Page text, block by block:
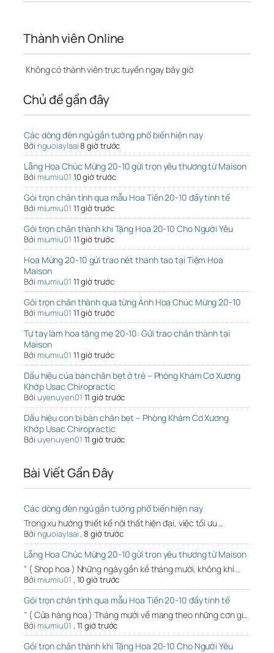
Thành viên Online
Không có thành viên trực tuyến ngay bây giờ
Chủ đề gần đây
Các dòng đèn ngủ gắn tường phổ biến hiện nay
Bởi nguoiaylaai8 giờ trước
Lẵng Hoa Chúc Mừng 20-10 gửi trọn yêu thương từ Maison
Bởi miumiu01 10 giờ trước
Gói trọn chân tình qua mẫu Hoa Tiền 20-10 đầy tinh tế
Bởi miumiu01 11 giờ trước
Gói trọn chân thành khi Tặng Hoa 20-10 Cho Người Yêu
Bởi miumiu01 11 giờ trước
Hoa Mừng 20-10 gửi trao nét thanh tao tại Tiệm Hoa
Maison
Bởi miumiu01 11 giờ trước
Gói trọn chân thành qua từng Ảnh Hoa Chúc Mừng 20-10
Bởi miumiu01 11 giờ trước
Tự tay làm hoa tặng mẹ 20-10: Gửi trao chân thành tại
Maison
Bởi miumiu01 11 giờ trước
Dấu hiệu của bàn chân bẹt ở trẻ – Phòng Khám Cơ Xương
Khớp Usac Chiropractic
Bởi uyenuyen01 11 giờ trước
Dấu hiệu con bị bàn chân bẹt – Phòng Khám Cơ Xương
Khớp Usac Chiropractic
Bởi uyenuyen01 11 giờ trước
Bài Viết Gần Đây
Các dòng đèn ngủ gắn tường phổ biến hiện nay
Trong xu hướng thiết kế nội thất hiện đại, việc tối ưu …
Bởi nguoiaylaai,8 giờ trước
Lẵng Hoa Chúc Mừng 20-10 gửi trọn yêu thương từ Maison
" ( Shop hoa ) Những ngày gần kề tháng mười, không khí …
Bởi miumiu01 , 10 giờ trước
Gói trọn chân tình qua mẫu Hoa Tiền 20-10 đầy tinh tế
" ( Cửa hàng hoa ) Tháng mười về mang theo những cơn gi…
Bởi miumiu01 , 11 giờ trước
Gói trọn chân thành khi Tặng Hoa 20-10 Cho Người Yêu